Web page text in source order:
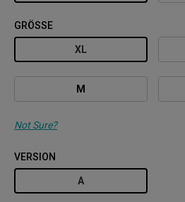
GRÖSSE
XL
M
Not Sure?
VERSION
A